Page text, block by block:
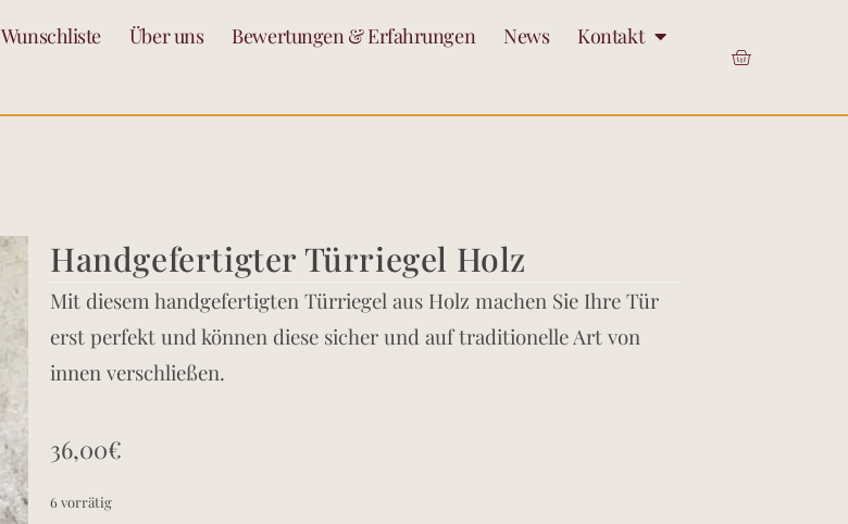
Wunschliste Über uns Bewertungen & Erfahrungen News
Kontakt
Handgefertigter Türriegel Holz
Mit diesem handgefertigten Türriegel aus Holz machen Sie Ihre Tür
erst perfekt und können diese sicher und auf traditionelle Art von
innen verschließen.
36,00€
6 vorrätig